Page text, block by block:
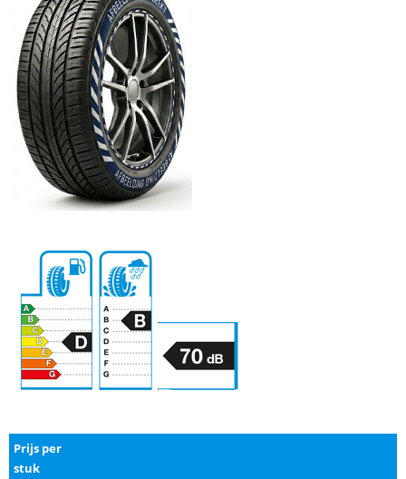
Prijs per
stuk